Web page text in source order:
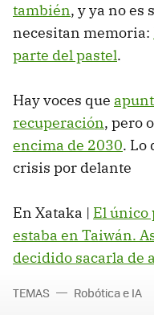
también, y ya no es
necesitan memoria:
parte del pastel.
Hay voces que
recuperación, pero
encima de 2030. Lo
crisis por delante
En Xataka | El único
estaba en Taiwán.
decidido sacarla de
TEMAS Robótica e IA